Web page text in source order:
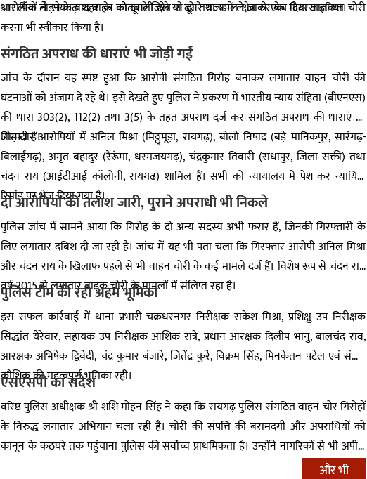
था। लॉक तोड़ने के बाद वाहन को दूसरे जिले या दूसरे राज्य में ले जाकर बेच दिया जाता था।
आरोपियों ने रायगढ़ शहर के कोतवाली क्षेत्र से दो तथा छाल क्षेत्र से एक मोटरसाइकिल चोरी
करना भी स्वीकार किया है।
संगठित अपराध की धाराएं भी जोड़ी गईं
जांच के दौरान यह स्पष्ट हुआ कि आरोपी संगठित गिरोह बनाकर लगातार वाहन चोरी की
घटनाओं को अंजाम दे रहे थे। इसे देखते हुए पुलिस ने प्रकरण में भारतीय न्याय संहिता (बीएनएस)
की धारा 303(2), 112(2) तथा 3(5) के तहत अपराध दर्ज कर संगठित अपराध की धाराएं भी
जोड़ दी हैं।
गिरफ्तार आरोपियों में अनिल मिश्रा (मिठ्ठूमूड़ा, रायगढ़), बोलो निषाद (बड़े मानिकपुर, सारंगढ़-
बिलाईगढ़), अमृत बहादुर (रैरूंमा, धरमजयगढ़), चंद्रकुमार तिवारी (राधापुर, जिला सक्ती) तथा
चंदन राय (आईटीआई कॉलोनी, रायगढ़) शामिल हैं। सभी को न्यायालय में पेश कर न्यायिक
रिमांड पर भेज दिया गया है।
दो आरोपियों की तलाश जारी, पुराने अपराधी भी निकले
पुलिस जांच में सामने आया कि गिरोह के दो अन्य सदस्य अभी फरार हैं, जिनकी गिरफ्तारी के
लिए लगातार दबिश दी जा रही है। जांच में यह भी पता चला कि गिरफ्तार आरोपी अनिल मिश्रा
और चंदन राय के खिलाफ पहले से भी वाहन चोरी के कई मामले दर्ज हैं। विशेष रूप से चंदन राय
वर्ष 2015 से लगातार बाइक चोरी के मामलों में संलिप्त रहा है।
पुलिस टीम की रही अहम भूमिका
इस सफल कार्रवाई में थाना प्रभारी चक्रधरनगर निरीक्षक राकेश मिश्रा, प्रशिक्षु उप निरीक्षक
सिद्धांत येरेवार, सहायक उप निरीक्षक आशिक रात्रे, प्रधान आरक्षक दिलीप भानु, बालचंद राव,
आरक्षक अभिषेक द्विवेदी, चंद्र कुमार बंजारे, जितेंद्र कुर्रे, विक्रम सिंह, मिनकेतन पटेल एवं संदीप
कौशिक की महत्वपूर्ण भूमिका रही।
एसएसपी का संदेश
वरिष्ठ पुलिस अधीक्षक श्री शशि मोहन सिंह ने कहा कि रायगढ़ पुलिस संगठित वाहन चोर गिरोहों
के विरुद्ध लगातार अभियान चला रही है। चोरी की संपत्ति की बरामदगी और अपराधियों को
कानून के कठघरे तक पहुंचाना पुलिस की सर्वोच्च प्राथमिकता है। उन्होंने नागरिकों से भी अपील
की कि वाहन पार्क करते समय सुरक्षा उपायों का पालन करें तथा किसी भी संदिग्ध गतिविधि की
और भी